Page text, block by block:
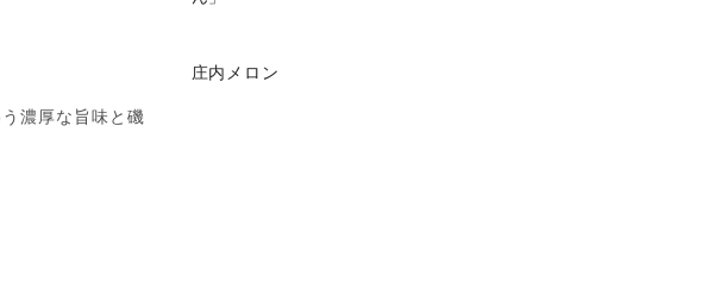
濃厚な旨味と磯
庄内メロン